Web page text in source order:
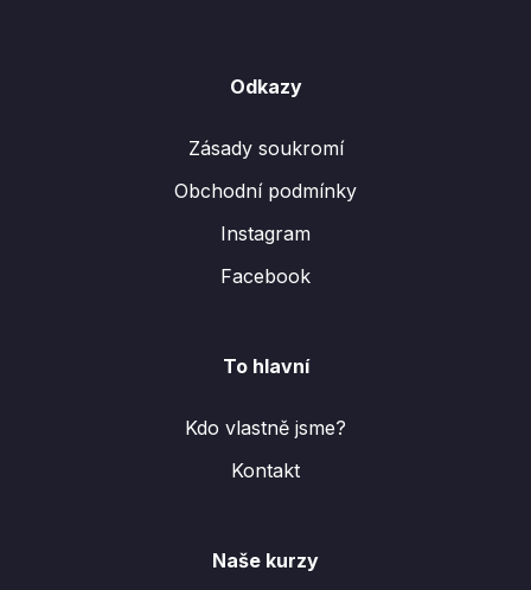
Odkazy
Zásady soukromí
Obchodní podmínky
Instagram
Facebook
To hlavní
Kdo vlastně jsme?
Kontakt
Naše kurzy